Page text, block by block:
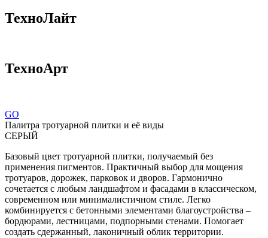
ТехноЛайт
ТехноАрт
GO
Палитра тротуарной плитки и её виды
СЕРЫЙ
Базовый цвет тротуарной плитки, получаемый без
применения пигментов. Практичный выбор для мощения
тротуаров, дорожек, парковок и дворов. Гармонично
сочетается с любым ландшафтом и фасадами в классическом,
современном или минималистичном стиле. Легко
комбинируется с бетонными элементами благоустройства –
бордюрами, лестницами, подпорными стенами. Помогает
создать сдержанный, лаконичный облик территории.